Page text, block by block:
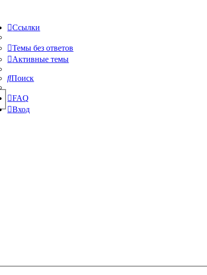
Ссылки
Темы без ответов
Активные темы
Поиск
FAQ
Вход